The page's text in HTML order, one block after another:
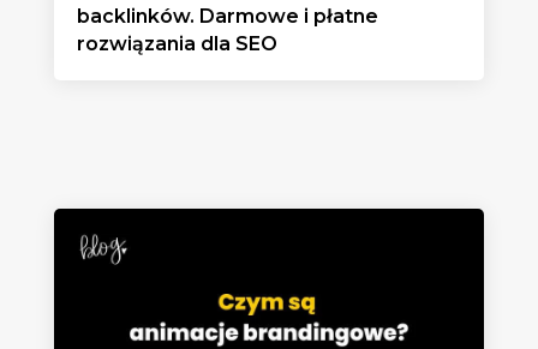
backlinków. Darmowe i płatne
rozwiązania dla SEO